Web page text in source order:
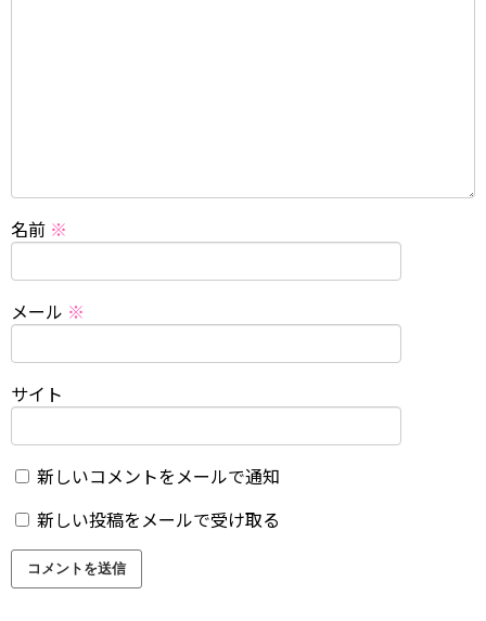
名前 ※
メール ※
サイト
新しいコメントをメールで通知
新しい投稿をメールで受け取る